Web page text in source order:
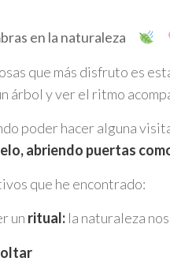
en la naturaleza
que más disfruto es
árbol y ver el ritmo
poder hacer alguna
abriendo puertas
que he encontrado:
un ritual: la naturaleza